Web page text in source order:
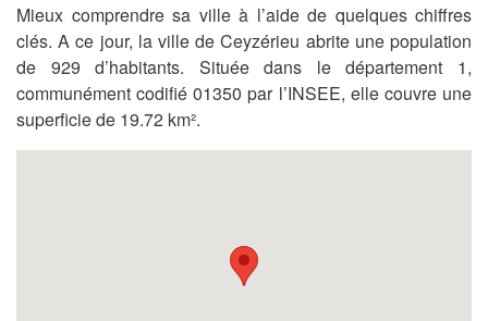
Mieux comprendre sa ville à l’aide de quelques chiffres
clés. A ce jour, la ville de Ceyzérieu abrite une population
de 929 d’habitants. Située dans le département 1,
communément codifié 01350 par l’INSEE, elle couvre une
superficie de 19.72 km².